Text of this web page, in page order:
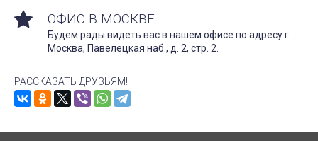
ОФИС В МОСКВЕ
Будем рады видеть вас в нашем офисе по адресу г.
Москва, Павелецкая наб., д. 2, стр. 2.
РАССКАЗАТЬ ДРУЗЬЯМ!